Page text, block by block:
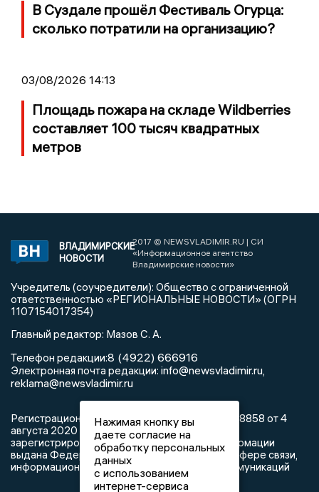
В Суздале прошёл Фестиваль Огурца:
сколько потратили на организацию?
03/08/2026 14:13
Площадь пожара на складе Wildberries
составляет 100 тысяч квадратных
метров
ВЛАДИМИРСКИЕ
НОВОСТИ
2017 © NEWSVLADIMIR.RU | СИ
«Информационное агентство
Владимирские новости»
Учредитель (соучредители): Общество с ограниченной
ответственностью «РЕГИОНАЛЬНЫЕ НОВОСТИ» (ОГРН
1107154017354)
Главный редактор: Мазов С. А.
Телефон редакции:8 (4922) 666916
Электронная почта редакции: info@newsvladimir.ru,
reklama@newsvladimir.ru
Регистрационный номер: серия Эл № ФС77-78858 от 4
августа 2020 г. согласно выписке из реестра
зарегистрированных средств массовой информации
выдана Федеральной службой по надзору в сфере связи,
информационных технологий и массовых коммуникаций
Нажимая кнопку вы
даете согласие на
обработку персональных
данных
с использованием
интернет-сервиса